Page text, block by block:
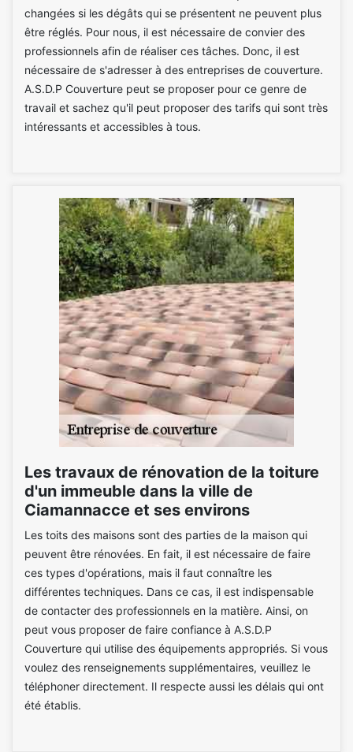
changées si les dégâts qui se présentent ne peuvent plus
être réglés. Pour nous, il est nécessaire de convier des
professionnels afin de réaliser ces tâches. Donc, il est
nécessaire de s'adresser à des entreprises de couverture.
A.S.D.P Couverture peut se proposer pour ce genre de
travail et sachez qu'il peut proposer des tarifs qui sont très
intéressants et accessibles à tous.
Les travaux de rénovation de la toiture
d'un immeuble dans la ville de
Ciamannacce et ses environs
Les toits des maisons sont des parties de la maison qui
peuvent être rénovées. En fait, il est nécessaire de faire
ces types d'opérations, mais il faut connaître les
différentes techniques. Dans ce cas, il est indispensable
de contacter des professionnels en la matière. Ainsi, on
peut vous proposer de faire confiance à A.S.D.P
Couverture qui utilise des équipements appropriés. Si vous
voulez des renseignements supplémentaires, veuillez le
téléphoner directement. Il respecte aussi les délais qui ont
été établis.